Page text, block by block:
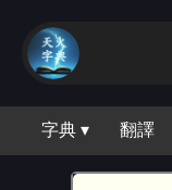
字典 ▾ 翻譯